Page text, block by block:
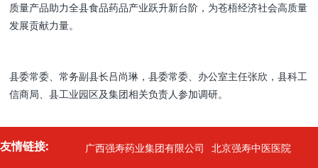
质量产品助力全县食品药品产业跃升新台阶，为苍梧经济社会高质量
发展贡献力量。
县委常委、常务副县长吕尚琳，县委常委、办公室主任张欣，县科工
信商局、县工业园区及集团相关负责人参加调研。
友情链接: 广西强寿药业集团有限公司 北京强寿中医医院